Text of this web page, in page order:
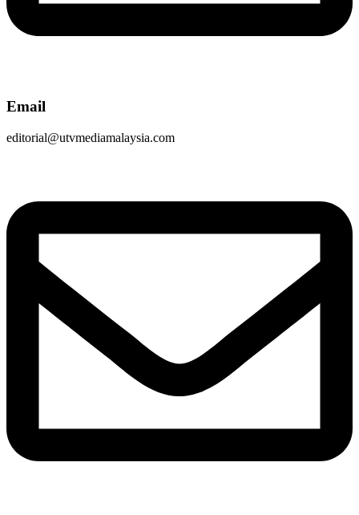
Email
editorial@utvmediamalaysia.com